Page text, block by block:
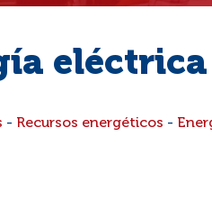
eléctrica
- Recursos energéticos -